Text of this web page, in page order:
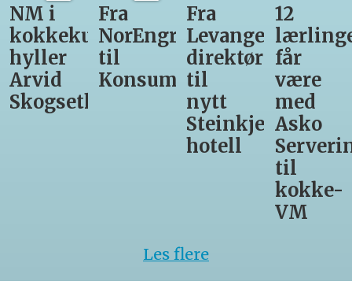
NM i
kokkekunst
hyller
Arvid
Skogseth
Fra
NorEngros
til
Konsumgruppen
Fra
Levanger-
direktør
til
nytt
Steinkjer-
hotell
12
får
være
med
Asko
til
kokke-
VM
Les flere